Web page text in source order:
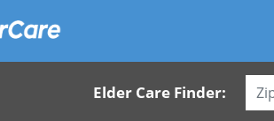
Elder Care Finder: